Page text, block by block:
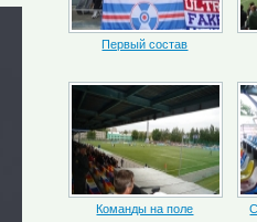
Первый состав
Команды на поле